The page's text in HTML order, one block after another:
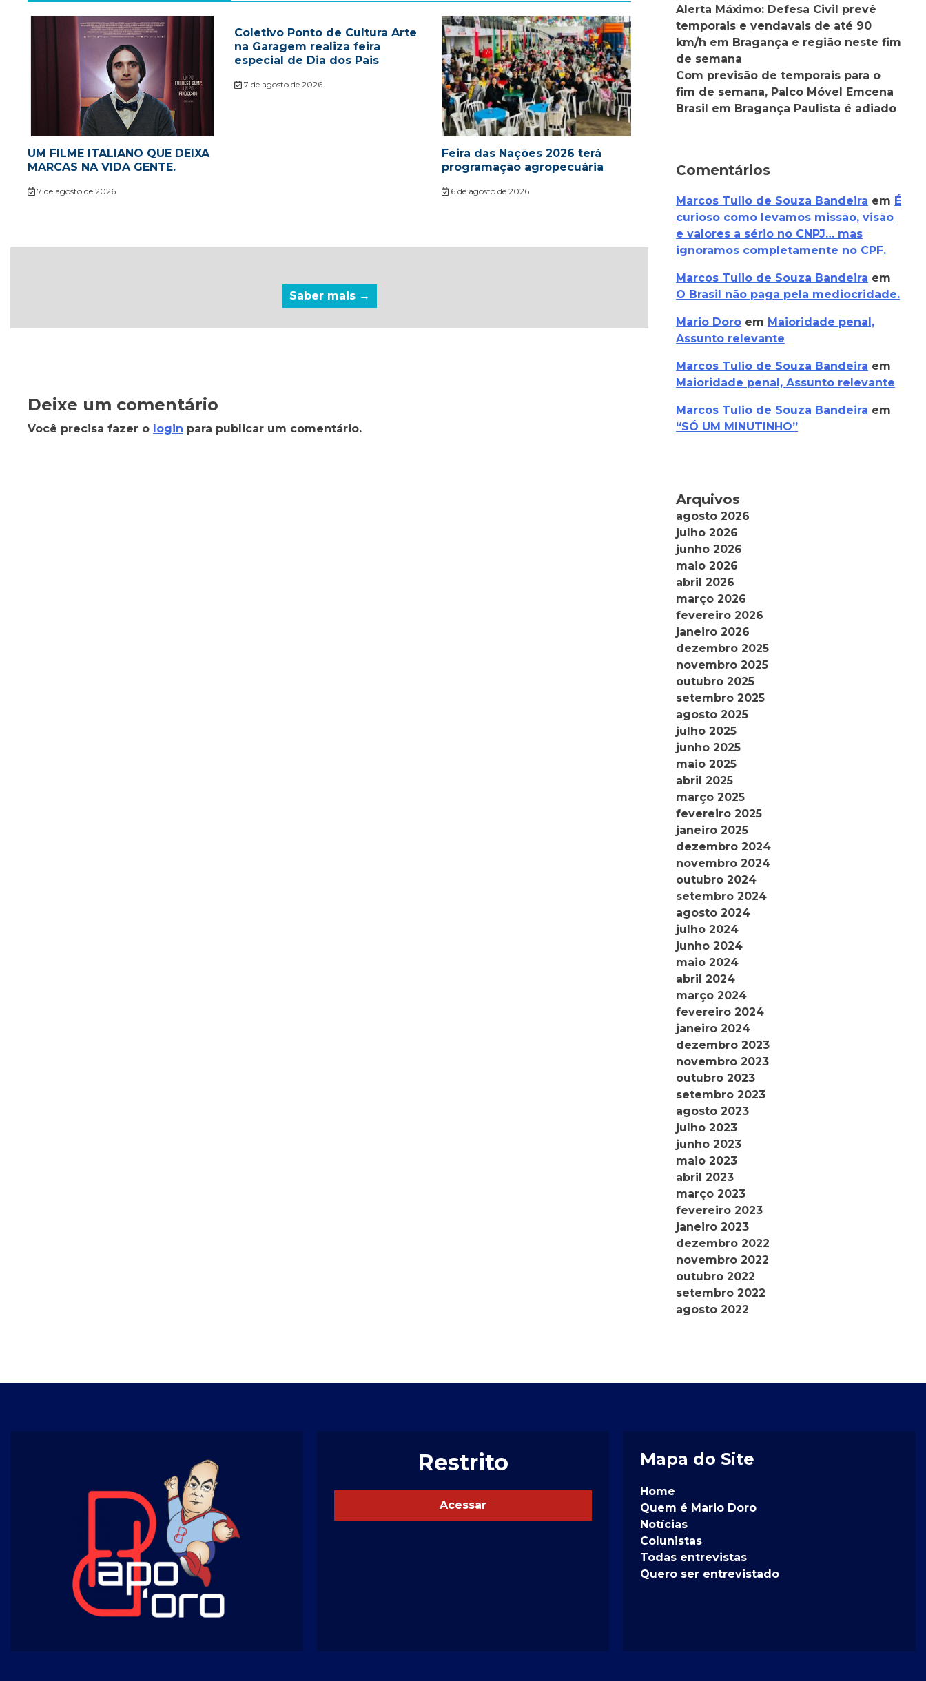
UM FILME ITALIANO QUE DEIXA
MARCAS NA VIDA GENTE.
7 de agosto de 2026
Coletivo Ponto de Cultura Arte
na Garagem realiza feira
especial de Dia dos Pais
7 de agosto de 2026
Feira das Nações 2026 terá
programação agropecuária
6 de agosto de 2026
Saber mais →
Deixe um comentário
Você precisa fazer o login para publicar um comentário.
Alerta Máximo: Defesa Civil prevê
temporais e vendavais de até 90
km/h em Bragança e região neste fim
de semana
Com previsão de temporais para o
fim de semana, Palco Móvel Emcena
Brasil em Bragança Paulista é adiado
Comentários
Marcos Tulio de Souza Bandeira em É
curioso como levamos missão, visão
e valores a sério no CNPJ… mas
ignoramos completamente no CPF.
Marcos Tulio de Souza Bandeira em
O Brasil não paga pela mediocridade.
Mario Doro em Maioridade penal,
Assunto relevante
Marcos Tulio de Souza Bandeira em
Maioridade penal, Assunto relevante
Marcos Tulio de Souza Bandeira em
“SÓ UM MINUTINHO”
Arquivos
agosto 2026
julho 2026
junho 2026
maio 2026
abril 2026
março 2026
fevereiro 2026
janeiro 2026
dezembro 2025
novembro 2025
outubro 2025
setembro 2025
agosto 2025
julho 2025
junho 2025
maio 2025
abril 2025
março 2025
fevereiro 2025
janeiro 2025
dezembro 2024
novembro 2024
outubro 2024
setembro 2024
agosto 2024
julho 2024
junho 2024
maio 2024
abril 2024
março 2024
fevereiro 2024
janeiro 2024
dezembro 2023
novembro 2023
outubro 2023
setembro 2023
agosto 2023
julho 2023
junho 2023
maio 2023
abril 2023
março 2023
fevereiro 2023
janeiro 2023
dezembro 2022
novembro 2022
outubro 2022
setembro 2022
agosto 2022
Restrito
Acessar
Mapa do Site
Home
Quem é Mario Doro
Notícias
Colunistas
Todas entrevistas
Quero ser entrevistado